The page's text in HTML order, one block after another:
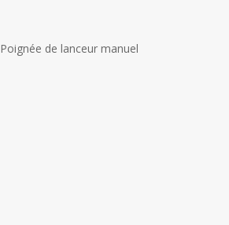
Poignée de lanceur manuel